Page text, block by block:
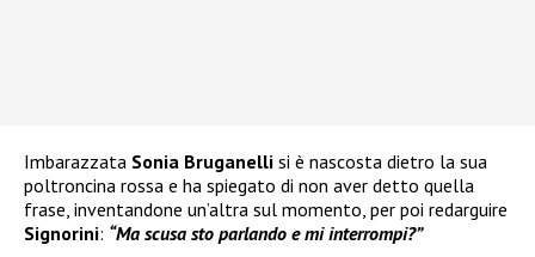
Imbarazzata Sonia Bruganelli si è nascosta dietro la sua
poltroncina rossa e ha spiegato di non aver detto quella
frase, inventandone un’altra sul momento, per poi redarguire
Signorini: “Ma scusa sto parlando e mi interrompi?”